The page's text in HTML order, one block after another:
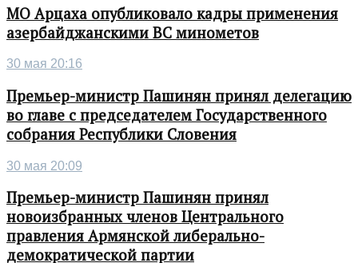
МО Арцаха опубликовало кадры применения
азербайджанскими ВС минометов
30 мая 20:16
Премьер-министр Пашинян принял делегацию
во главе с председателем Государственного
собрания Республики Словения
30 мая 20:09
Премьер-министр Пашинян принял
новоизбранных членов Центрального
правления Армянской либерально-
демократической партии